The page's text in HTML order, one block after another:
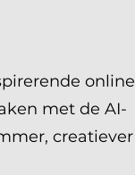
online
met de AI-
creatiever